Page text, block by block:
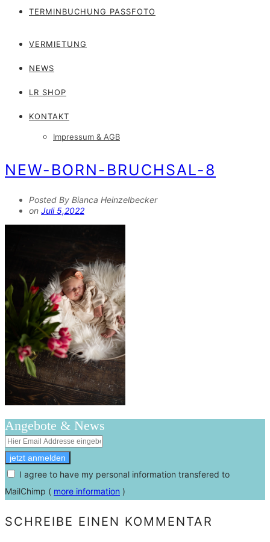
TERMINBUCHUNG PASSFOTO
VERMIETUNG
NEWS
LR SHOP
KONTAKT
Impressum & AGB
NEW-BORN-BRUCHSAL-8
Posted By Bianca Heinzelbecker
on Juli 5,2022
Angebote & News
I agree to have my personal information transfered to
MailChimp ( more information )
SCHREIBE EINEN KOMMENTAR